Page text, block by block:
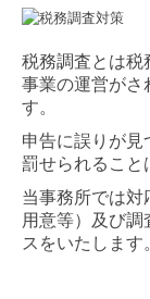
税務調査とは税
事業の運営がさ
す。
申告に誤りが見
罰せられること
当事務所では対
用意等）及び調
スをいたします